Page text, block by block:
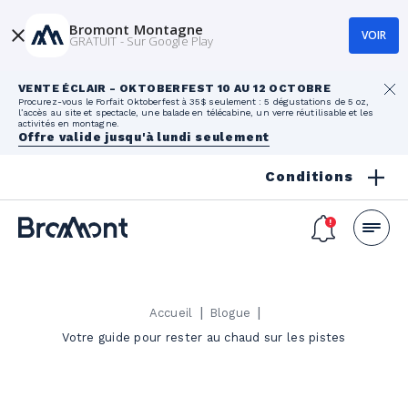
VENTE ÉCLAIR - OKTOBERFEST 10 AU 12 OCTOBRE
Procurez-vous le Forfait Oktoberfest à 35$ seulement : 5 dégustations de 5 oz,
l’accès au site et spectacle, une balade en télécabine, un verre réutilisable et les
activités en montagne.
Offre valide jusqu'à lundi seulement
Conditions
Accueil | Blogue |
Votre guide pour rester au chaud sur les pistes
Bromont Montagne
GRATUIT - Sur Google Play VOIR